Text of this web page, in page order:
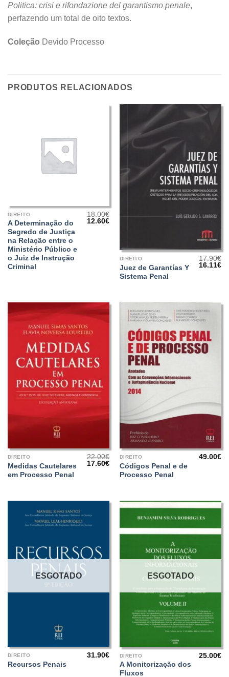
Politica: crisi e rifondazione del garantismo penale,
perfazendo um total de oito textos.
Coleção Devido Processo
PRODUTOS RELACIONADOS
DIREITO
A Determinação do
Segredo de Justiça
na Relação entre o
Ministério Público e
o Juiz de Instrução
Criminal
18.00€
O
12.60€O
12.60€.
DIREITO
Juez de Garantías Y
Sistema Penal
17.90€
O
16.11€O
DIREITO
Medidas Cautelares
em Processo Penal
22.00€
O
17.60€O
preço
atual
DIREITO
Códigos Penal e de
Processo Penal
49.00€
ESGOTADO
DIREITO
Recursos Penais
31.90€
ESGOTADO
DIREITO
A Monitorização dos
Fluxos
25.00€